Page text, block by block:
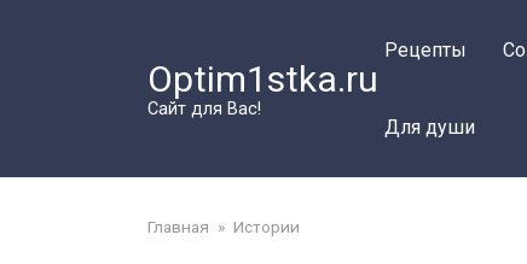
Optim1stka.ru
Сайт для Вас!
Рецепты
Для души
Главная » Истории